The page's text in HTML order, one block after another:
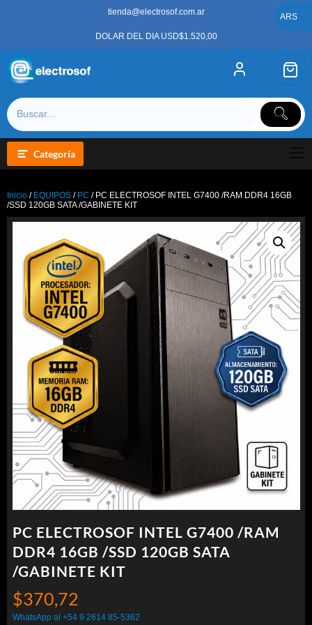
tienda@electrosof.com.ar
DOLAR DEL DIA USD$1.520,00
Categoría
Inicio / EQUIPOS / PC / PC ELECTROSOF INTEL G7400 /RAM DDR4 16GB
/SSD 120GB SATA /GABINETE KIT
PC ELECTROSOF INTEL G7400 /RAM
DDR4 16GB /SSD 120GB SATA
/GABINETE KIT
$370,72
WhatsApp al +54 9 2614 85-5362
ARS